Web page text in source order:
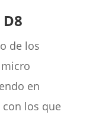
de los
en
los que